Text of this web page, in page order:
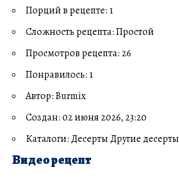
Порций в рецепте: 1
Сложность рецепта: Простой
Просмотров рецепта: 26
Понравилось: 1
Автор: Burmix
Создан: 02 июня 2026, 23:20
Каталоги: Десерты Другие десерты
Видео рецепт